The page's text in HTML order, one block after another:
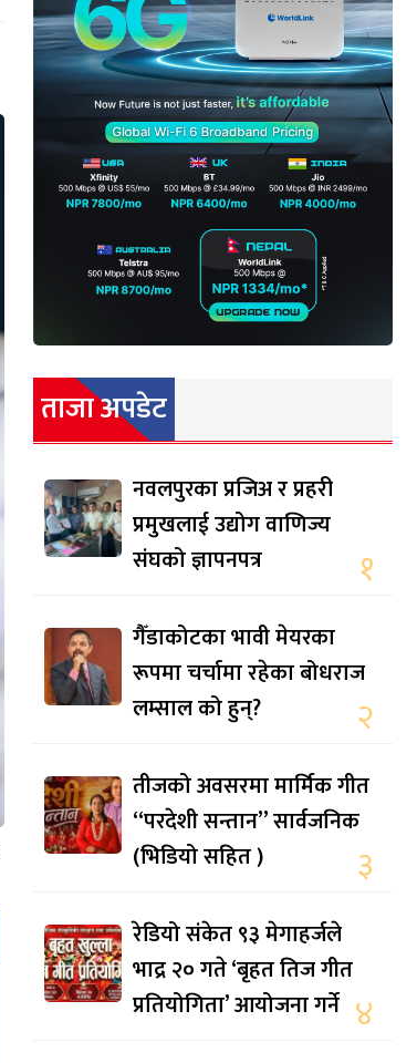
ताजा अपडेट
नवलपुरका प्रजिअ र प्रहरी
प्रमुखलाई उद्योग वाणिज्य
संघको ज्ञापनपत्र
१
गैँडाकोटका भावी मेयरका
रूपमा चर्चामा रहेका बोधराज
लम्साल को हुन्?
२
तीजको अवसरमा मार्मिक गीत
“परदेशी सन्तान” सार्वजनिक
(भिडियो सहित )
३
रेडियो संकेत ९३ मेगाहर्जले
भाद्र २० गते ‘बृहत तिज गीत
प्रतियोगिता’ आयोजना गर्ने ४